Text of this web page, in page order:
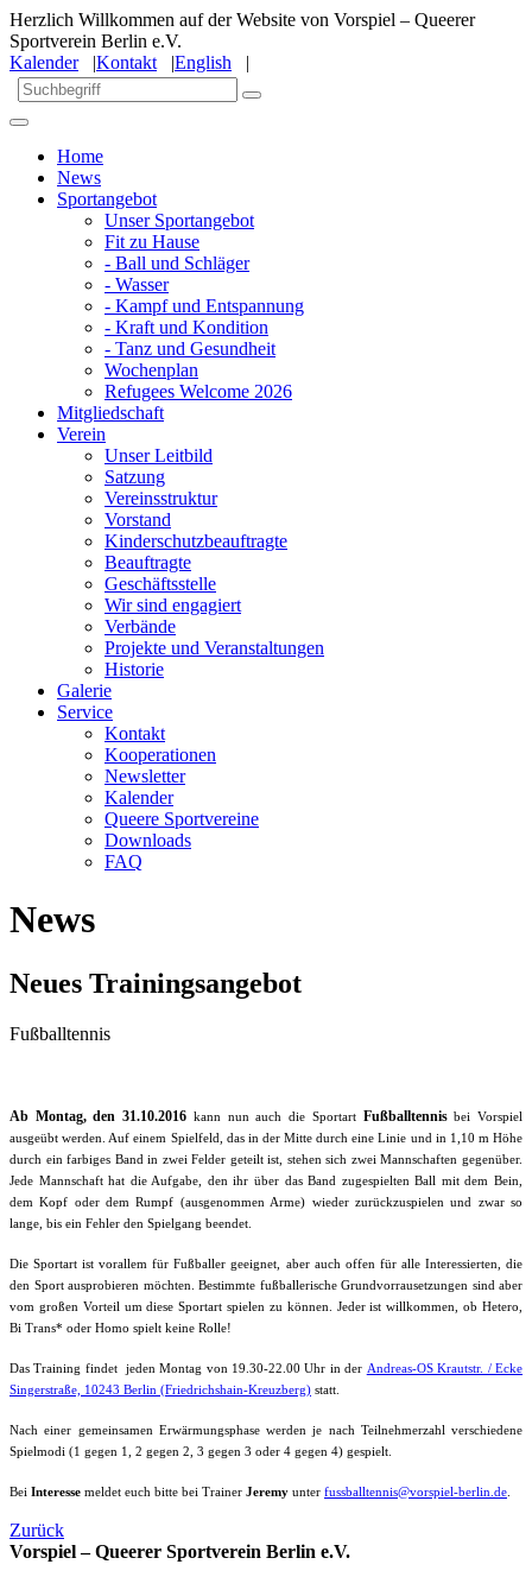
Herzlich Willkommen auf der Website von Vorspiel – Queerer
Sportverein Berlin e.V.
Kalender|Kontakt |English |
Home
News
Sportangebot
Unser Sportangebot
Fit zu Hause
- Ball und Schläger
- Wasser
- Kampf und Entspannung
- Kraft und Kondition
- Tanz und Gesundheit
Wochenplan
Refugees Welcome 2026
Mitgliedschaft
Verein
Unser Leitbild
Satzung
Vereinsstruktur
Vorstand
Kinderschutzbeauftragte
Beauftragte
Geschäftsstelle
Wir sind engagiert
Verbände
Projekte und Veranstaltungen
Historie
Galerie
Service
Kontakt
Kooperationen
Newsletter
Kalender
Queere Sportvereine
Downloads
FAQ
News
Neues Trainingsangebot
Fußballtennis
Ab Montag, den 31.10.2016 kann nun auch die Sportart Fußballtennisbei Vorspiel
ausgeübt werden. Auf einem Spielfeld, das in der Mitte durch eine Linie und in 1,10 m Höhe
durch ein farbiges Band in zwei Felder geteilt ist, stehen sich zwei Mannschaften gegenüber.
Jede Mannschaft hat die Aufgabe, den ihr über das Band zugespielten Ball mit dem Bein,
dem Kopf oder dem Rumpf (ausgenommen Arme) wieder zurückzuspielen und zwar so
lange, bis ein Fehler den Spielgang beendet.
Die Sportart ist vorallem für Fußballer geeignet, aber auch offen für alle Interessierten, die
den Sport ausprobieren möchten. Bestimmte fußballerische Grundvorrausetzungen sind aber
vom großen Vorteil um diese Sportart spielen zu können. Jeder ist willkommen, ob Hetero,
Bi Trans* oder Homo spielt keine Rolle!
Das Training findet jeden Montag von 19.30-22.00 Uhr in der Andreas-OS Krautstr. / Ecke
Singerstraße, 10243 Berlin (Friedrichshain-Kreuzberg) statt.
Nach einer gemeinsamen Erwärmungsphase werden je nach Teilnehmerzahl verschiedene
Spielmodi (1 gegen 1, 2 gegen 2, 3 gegen 3 oder 4 gegen 4) gespielt.
Bei Interesse meldet euch bitte bei Trainer Jeremy unter fussballtennis@vorspiel-berlin.de
Zurück
Vorspiel – Queerer Sportverein Berlin e.V.